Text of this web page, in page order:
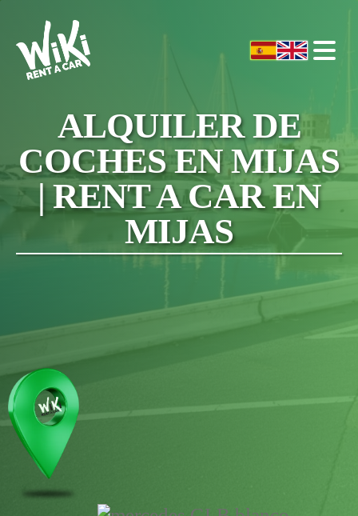
ALQUILER DE
COCHES EN MIJAS
| RENT A CAR EN
MIJAS